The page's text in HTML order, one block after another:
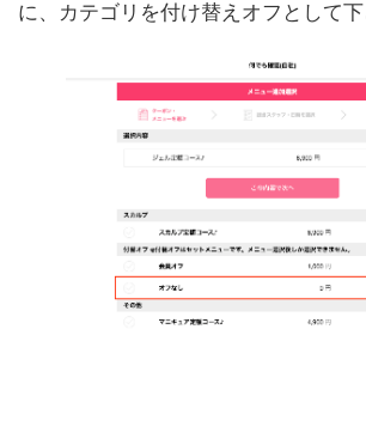
に、カテゴリを付け替えオフとして下